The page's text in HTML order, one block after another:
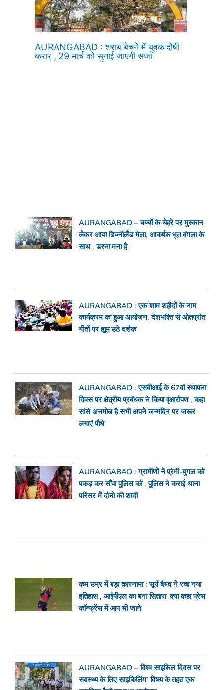
AURANGABAD : शराब बेचने में युवक दोषी
करार , 29 मार्च को सुनाई जाएगी सजा
AURANGABAD – बच्चों के चेहरे पर मुस्कान
लेकर आया डिज्नीलैंड मेला, आकर्षक भूत बंगला के
साथ , डरना मना है
AURANGABAD : एक शाम शहीदों के नाम
कार्यक्रम का हुआ आयोजन, देशभक्ति से ओतप्रोत
गीतों पर झूम उठे दर्शक
AURANGABAD : एसबीआई के 67वां स्थापना
दिवस पर क्षेत्रीय प्रबंधक ने किया वृक्षारोपण , कहा
सांसे अनमोल है सभी अपने जन्मदिन पर जरूर
लगाएं पौधे
AURANGABAD : ग्रामीणों ने प्रेमी-युगल को
पकड़ कर सौंपा पुलिस को , पुलिस ने कराई थाना
परिसर में दोनो की शादी
कम उम्र में बड़ा कारनामा : सूर्य बैभव ने रचा नया
इतिहास , आईपीएल का बना सितारा, क्या कहा प्रेस
कॉन्फ्रेंस में आप भी जाने
AURANGABAD – विश्व साइकिल दिवस पर
स्वास्थ्य के लिए साइकिलिंग’ विषय के तहत एक